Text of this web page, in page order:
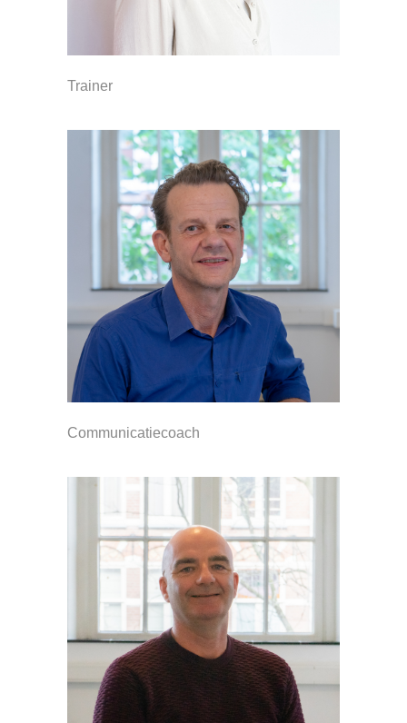
Trainer
Communicatiecoach